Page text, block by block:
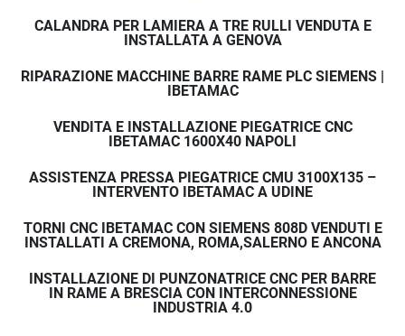
CALANDRA PER LAMIERA A TRE RULLI VENDUTA E
INSTALLATA A GENOVA
RIPARAZIONE MACCHINE BARRE RAME PLC SIEMENS |
IBETAMAC
VENDITA E INSTALLAZIONE PIEGATRICE CNC
IBETAMAC 1600X40 NAPOLI
ASSISTENZA PRESSA PIEGATRICE CMU 3100X135 –
INTERVENTO IBETAMAC A UDINE
TORNI CNC IBETAMAC CON SIEMENS 808D VENDUTI E
INSTALLATI A CREMONA, ROMA,SALERNO E ANCONA
INSTALLAZIONE DI PUNZONATRICE CNC PER BARRE
IN RAME A BRESCIA CON INTERCONNESSIONE
INDUSTRIA 4.0